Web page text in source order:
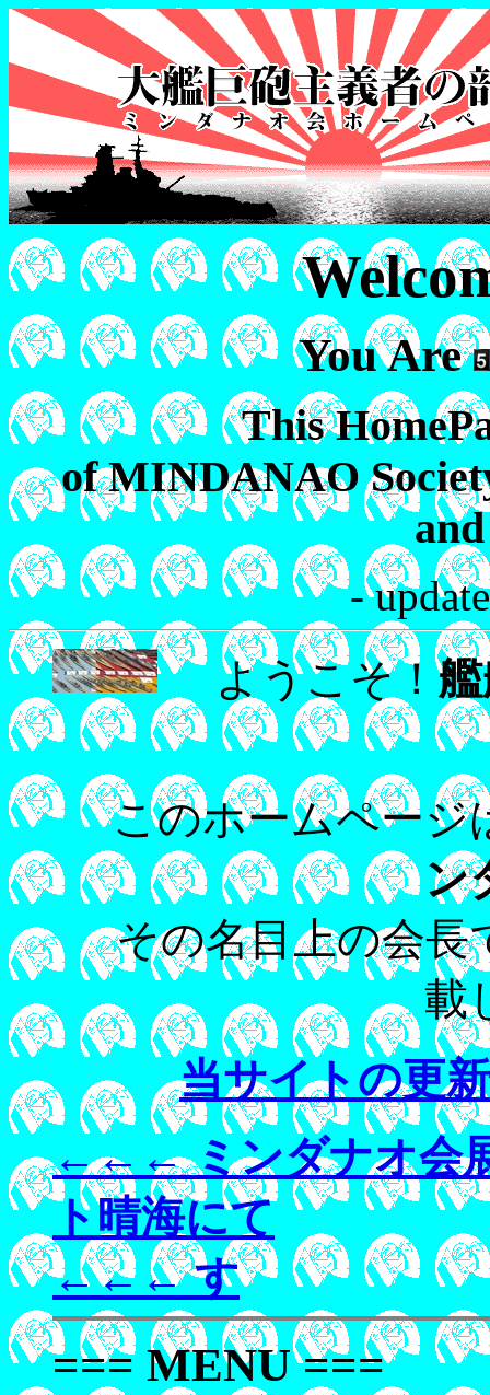
You Are
This
of MINDANAO
-
ようこそ！
このホームページ
ン
その名目上の会長
載
当サイトの更
←←← ミンダナオ会展
ト晴海にて
←←← す
=== MENU ===